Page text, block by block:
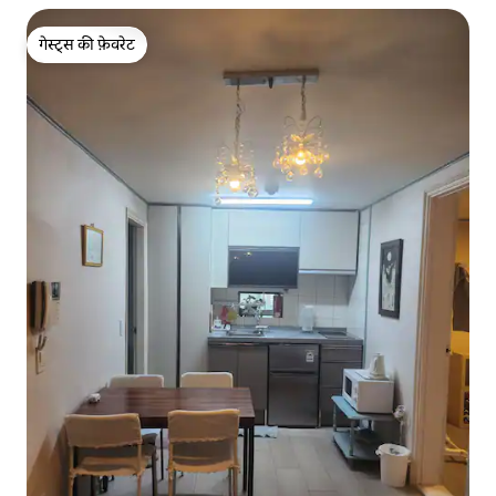
गेस्ट्स की फ़ेवरेट
गेस्ट्स की फ़ेवरेट